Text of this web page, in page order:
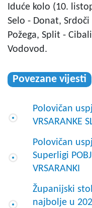
Iduće kolo (10.
Selo - Donat,
Požega, Split -
Vodovod.
Povezane vijesti
Polovičan
VRSARANKE
Polovičan
Superligi
VRSARANKI
Županijski
najbolje u